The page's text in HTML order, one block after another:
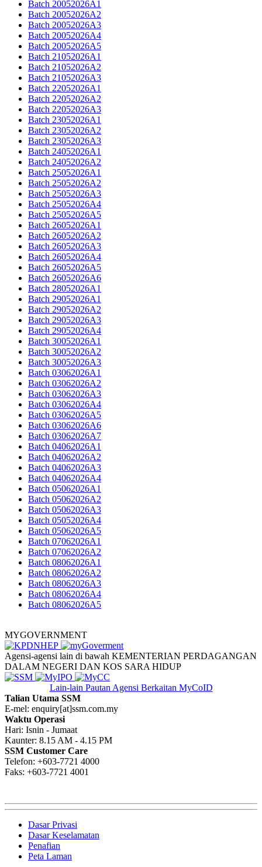
Batch 20052026A1
Batch 20052026A2
Batch 20052026A3
Batch 20052026A4
Batch 20052026A5​
Batch 21052026A1
Batch 21052026A2
Batch 21052026A3​
Batch 22052026A1
Batch 22052026A2
Batch 22052026A3​
Batch 23052026A1
Batch 23052026A2
Batch 23052026A3​
Batch 24052026A1
Batch 24052026A2​
Batch 25052026A1
Batch 25052026A2
Batch 25052026A3
Batch 25052026A4
Batch 25052026A5​
Batch 26052026A1
Batch 26052026A2
Batch 26052026A3
Batch 26052026A4
Batch 26052026A5
Batch 26052026A6​
Batch 28052026A1​
Batch 29052026A1
Batch 29052026A2
Batch 29052026A3
Batch 29052026A4
Batch 30052026A1
Batch 30052026A2
Batch 30052026A3​
Batch 03062026A1
Batch 03062026A2
Batch 03062026A3
Batch 03062026A4
Batch 03062026A5
Batch 03062026A6
Batch 03062026A7​
Batch 04062026A1
Batch 04062026A2
Batch 04062026A3
Batch 04062026A4​
Batch 05062026A1
Batch 05062026A2
Batch 05062026A3
Batch 05052026A4
Batch 05062026A5​
Batch 07062026A1
Batch 07062026A​2​​
Batch 08062026A1
Batch 08062026A2
Batch 08062026A3
Batch 08062026A4
Batch 08062026A5​
MYGOVERNMENT
Agensi-agensi lain di bawah KEMENTERIAN PERDAGANGAN
DALAM NEGERI DAN KOS SARA HIDUP
Lain-lain Pautan Agensi Berkaitan MyCoID
Talian Utama SSM
E-mel: enquiry[at]ssm.com.my
Waktu Operasi
Hari: Isnin - Jumaat
Kaunter: 8.15 AM - 4.15 PM
SSM Customer Care
Telefon: +603-7721 4000
Faks: +603-7721 4001
Dasar Privasi
Dasar Keselamatan
Penafian
Peta Laman